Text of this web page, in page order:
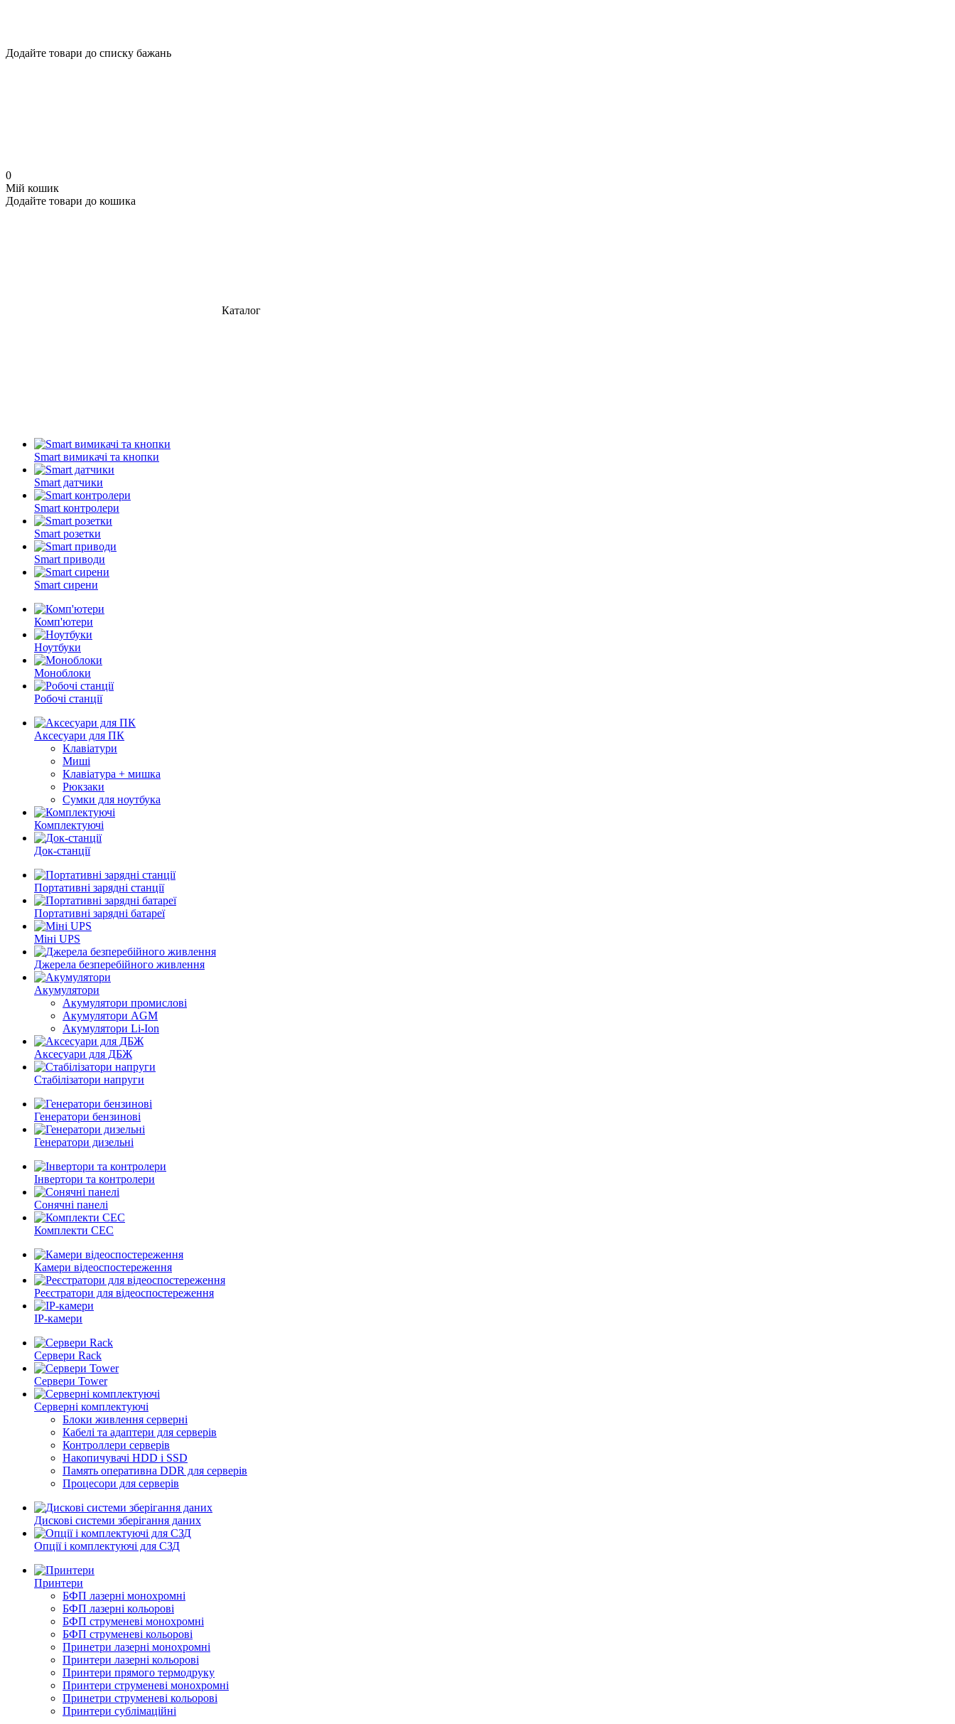
Додайте товари до списку бажань
0
Мій кошик
Додайте товари до кошика
Каталог
Smart вимикачі та кнопки
Smart датчики
Smart контролери
Smart розетки
Smart приводи
Smart сирени
Комп'ютери
Ноутбуки
Моноблоки
Робочі станції
Аксесуари для ПК
Клавіатури
Миші
Клавіатура + мишка
Рюкзаки
Сумки для ноутбука
Комплектуючі
Док-станції
Портативні зарядні станції
Портативні зарядні батареї
Міні UPS
Джерела безперебійного живлення
Акумулятори
Акумулятори промислові
Акумулятори AGM
Акумулятори Li-Ion
Аксесуари для ДБЖ
Стабілізатори напруги
Генератори бензинові
Генератори дизельні
Інвертори та контролери
Сонячні панелі
Комплекти СЕС
Камери відеоспостереження
Реєстратори для відеоспостереження
ІР-камери
Сервери Rack
Сервери Tower
Серверні комплектуючі
Блоки живлення серверні
Кабелі та адаптери для серверів
Контроллери серверів
Накопичувачі HDD і SSD
Память оперативна DDR для серверів
Процесори для серверів
Дискові системи зберігання даних
Опції і комплектуючі для СЗД
Принтери
БФП лазерні монохромні
БФП лазерні кольорові
БФП струменеві монохромні
БФП струменеві кольорові
Принетри лазерні монохромні
Принтери лазерні кольорові
Принтери прямого термодруку
Принтери струменеві монохромні
Принетри струменеві кольорові
Принтери сублімаційні